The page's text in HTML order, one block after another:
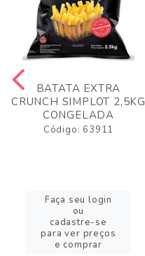
BATATA EXTRA
CRUNCH SIMPLOT 2,5KG
CONGELADA
Código: 63911
Faça seu login
ou
cadastre-se
para ver preços
e comprar